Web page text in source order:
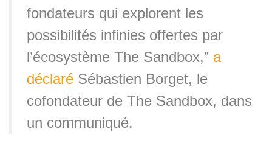
fondateurs qui explorent les
possibilités infinies offertes par
l’écosystème The Sandbox,” a
déclaré Sébastien Borget, le
cofondateur de The Sandbox, dans
un communiqué.